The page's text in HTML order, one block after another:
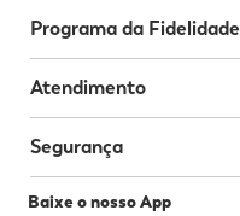
Programa da Fidelidade
Atendimento
Segurança
Baixe o nosso App